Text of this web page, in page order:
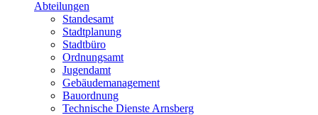
Abteilungen
Standesamt
Stadtplanung
Stadtbüro
Ordnungsamt
Jugendamt
Gebäudemanagement
Bauordnung
Technische Dienste Arnsberg